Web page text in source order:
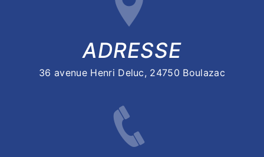
ADRESSE
36 avenue Henri Deluc, 24750 Boulazac